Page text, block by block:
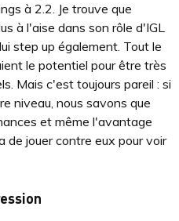
à 2.2. Je trouve que
à l'aise dans son rôle d'IGL
step up également. Tout le
le potentiel pour être très
Mais c'est toujours pareil : si
niveau, nous savons que
et même l'avantage
de jouer contre eux pour voir